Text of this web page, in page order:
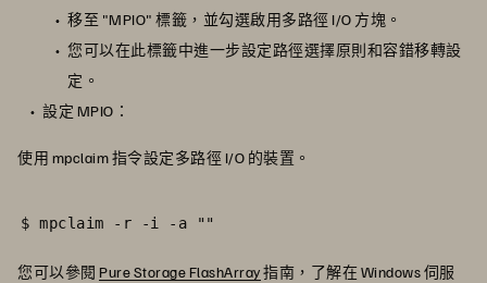
移至 "MPIO" 標籤，並勾選啟用多路徑 I/O 方塊。
您可以在此標籤中進一步設定路徑選擇原則和容錯移轉設
定。
設定 MPIO：
使用 mpclaim 指令設定多路徑 I/O 的裝置。
$ mpclaim -r -i -a ""
您可以參閱 Pure Storage FlashArray指南，了解在 Windows 伺服